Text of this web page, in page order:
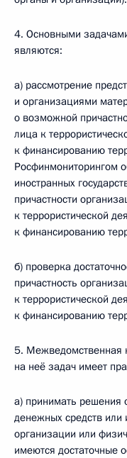
4. Основными
являются:
а) рассмотрение
и организациями
о возможной
лица к
к финансированию
Росфинмониторингом
иностранных
причастности
к террористической
к финансированию
б) проверка
причастность
к террористической
к финансированию
5. Межведомственная
на неё задач имеет
а) принимать решения
денежных средств
организации или
имеются достаточные